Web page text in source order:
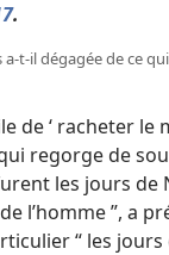
.
​t-​il dégagée de ce qui
de ‘ racheter le
regorge de
les jours de
l’homme ”, a
“ les jours